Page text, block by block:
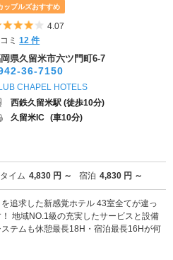
ップルズおすすめ
5つ星のうち4
4.07
ミ12 件
県久留米市六ツ門町6-7
36-7150
CHAPEL HOTELS
西鉄久留米駅 (徒歩10分)
久留米IC (車10分)
イム 4,830 円 ～ 宿泊 4,830 円 ～
追求した新感覚ホテル 43室全てが違っ
地域NO.1級の充実したサービスと設備
テムも休憩最長18H・宿泊最長16Hが何